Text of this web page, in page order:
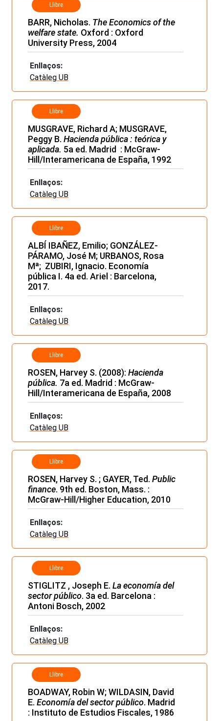
Llibre
BARR, Nicholas. The Economics of the
welfare state. Oxford : Oxford
University Press, 2004
Enllaços:
Catàleg UB
Llibre
MUSGRAVE, Richard A; MUSGRAVE,
Peggy B. Hacienda pública : teórica y
aplicada. 5a ed. Madrid : McGraw-
Hill/Interamericana de España, 1992
Enllaços:
Catàleg UB
Llibre
ALBÍ IBAÑEZ, Emilio; GONZÁLEZ-
PÁRAMO, José M; URBANOS, Rosa
Mª; ZUBIRI, Ignacio. Economía
pública I. 4a ed. Ariel : Barcelona,
2017.
Enllaços:
Catàleg UB
Llibre
ROSEN, Harvey S. (2008): Hacienda
pública. 7a ed. Madrid : McGraw-
Hill/Interamericana de España, 2008
Enllaços:
Catàleg UB
Llibre
ROSEN, Harvey S. ; GAYER, Ted. Public
finance. 9th ed. Boston, Mass. :
McGraw-Hill/Higher Education, 2010
Enllaços:
Catàleg UB
Llibre
STIGLITZ , Joseph E. La economía del
sector público. 3a ed. Barcelona :
Antoni Bosch, 2002
Enllaços:
Catàleg UB
Llibre
BOADWAY, Robin W; WILDASIN, David
E. Economía del sector público. Madrid
: Instituto de Estudios Fiscales, 1986